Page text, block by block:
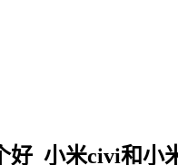
好_小米civi和小